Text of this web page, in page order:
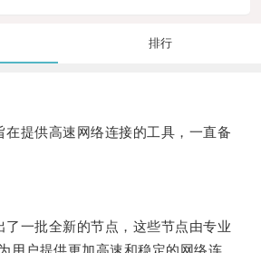
排行
提供高速网络连接的工具，一直备
一批全新的节点，这些节点由专业